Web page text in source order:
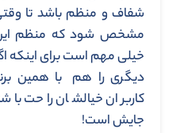
شفاف و منظم باشد تا
مشخص شود که منظم این
خیلی مهم است برای اینکه
دیگری را هم با همین
کاربران خیالشان راحت
جایش است!